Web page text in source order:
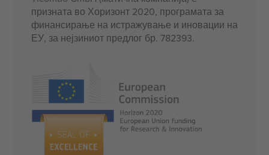
призната во Хоризонт 2020, програмата за
финансирање на истражување и иновации на
ЕУ, за нејзиниот предлог бр. 782393.